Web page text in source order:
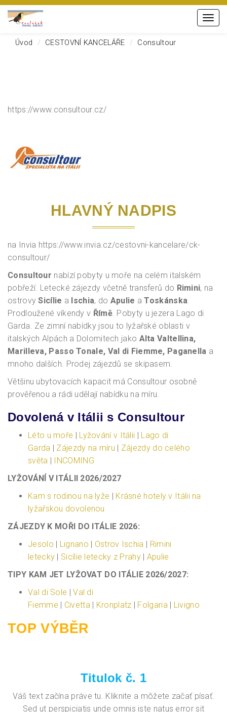
Menu
Úvod CESTOVNÍ KANCELÁŘE Consultour
https://www.consultour.cz/
HLAVNÝ NADPIS
na Invia https://www.invia.cz/cestovni-kancelare/ck-
consultour/
Consultour nabízí pobyty u moře na celém italském
pobřeží. Letecké zájezdy včetně transferů do Rimini, na
ostrovySicílie a Ischia, do Apulie aToskánska.
Prodloužené víkendy v Římě. Pobyty u jezera Lago di
Garda. Ze zimní nabídky jsou to lyžařské oblasti v
italských Alpách a Dolomitech jako Alta Valtellina,
Marilleva, Passo Tonale, Val di Fiemme, Paganella a
mnoho dalších. Prodej zájezdů se skipasem.
Většinu ubytovacích kapacit má Consultour osobně
prověřenou a rádi udělají nabídku na míru.
Dovolená v Itálii s Consultour
Léto u moře | Lyžování v Itálii | Lago di
Garda | Zájezdy na míru | Zájezdy do celého
světa | INCOMING
LYŽOVÁNÍ V ITÁLII 2026/2027
Kam s rodinou na lyže |​ Krásné hotely v Itálii na
lyžařskou dovolenou
ZÁJEZDY K MOŘI DO ITÁLIE 2026:
Jesolo | Lignano | Ostrov Ischia | Rimini
letecky | Sicílie letecky z Prahy | Apulie
TIPY KAM JET LYŽOVAT DO ITÁLIE 2026/2027:
Val di Sole | Val di
Fiemme | Civetta | Kronplatz | Folgaria | Livigno
TOP VÝBĚR
Titulok č. 1
Váš text začína práve tu. Kliknite a môžete začať písať.
Sed ut perspiciatis unde omnis iste natus error sit